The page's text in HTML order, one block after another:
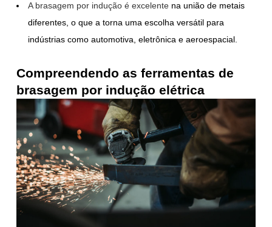
A brasagem por indução é excelente na união de metais
diferentes, o que a torna uma escolha versátil para
indústrias como automotiva, eletrônica e aeroespacial.
Compreendendo as ferramentas de
brasagem por indução elétrica